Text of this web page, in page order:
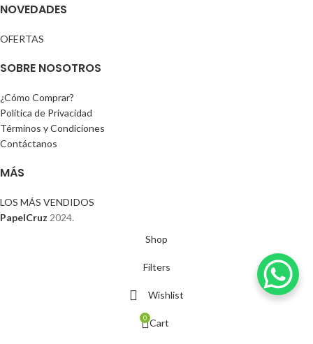
NOVEDADES
OFERTAS
SOBRE NOSOTROS
¿Cómo Comprar?
Política de Privacidad
Términos y Condiciones
Contáctanos
MÁS
LOS MÁS VENDIDOS
PapelCruz 2024.
Shop
Filters
Wishlist
0 Cart